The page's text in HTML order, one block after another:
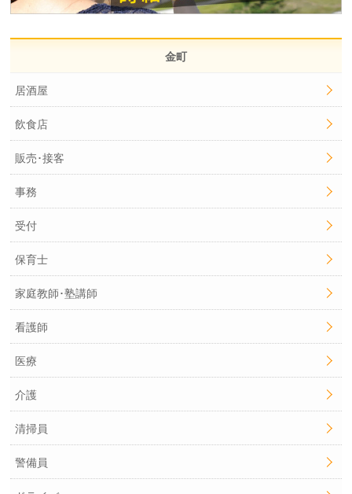
金町
居酒屋
飲食店
販売･接客
事務
受付
保育士
家庭教師･塾講師
看護師
医療
介護
清掃員
警備員